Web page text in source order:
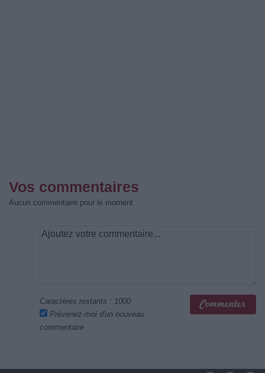
Vos commentaires
Aucun commentaire pour le moment
Caractères restants : 1000
Prévenez-moi d'un nouveau
commentaire